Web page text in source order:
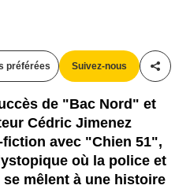
préférées Suivez-nous
de "Bac Nord" et
Cédric Jimenez
avec "Chien 51",
où la police et
mêlent à une histoire